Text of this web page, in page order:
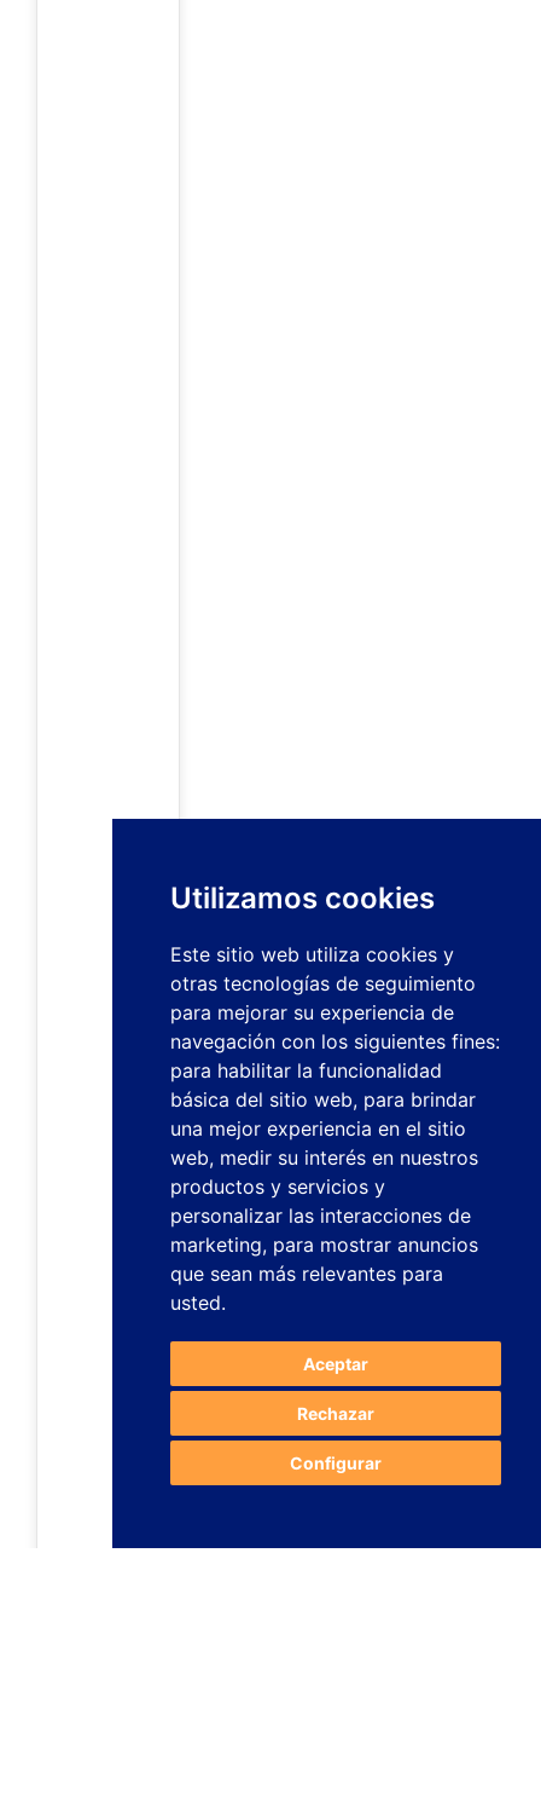
Utilizamos cookies
Este sitio web utiliza cookies y
otras tecnologías de seguimiento
para mejorar su experiencia de
navegación con los siguientes fines:
para habilitar la funcionalidad
básica del sitio web, para brindar
una mejor experiencia en el sitio
web, medir su interés en nuestros
productos y servicios y
personalizar las interacciones de
marketing, para mostrar anuncios
que sean más relevantes para
usted.
Aceptar
Rechazar
Configurar